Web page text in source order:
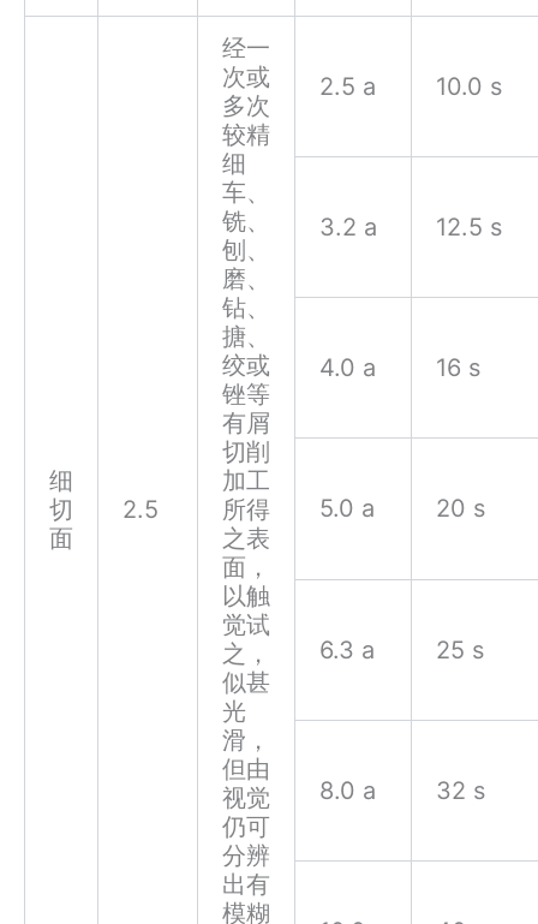
细
切
面
2.5
经一
次或
多次
较精
细
车、
铣、
刨、
磨、
钻、
搪、
绞或
锉等
有屑
切削
加工
所得
之表
面，
以触
觉试
之，
似甚
光
滑，
但由
视觉
仍可
分辨
出有
模糊
2.5 a 10.0 s
3.2 a 12.5 s
4.0 a 16 s
5.0 a 20 s
6.3 a 25 s
8.0 a 32 s